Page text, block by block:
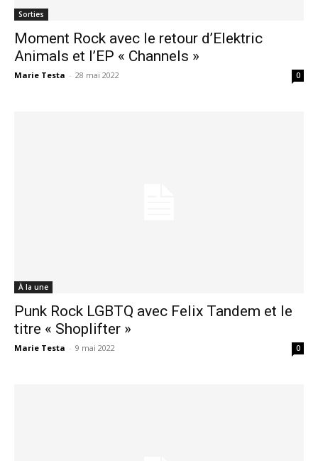
Sorties
Moment Rock avec le retour d’Elektric
Animals et l’EP « Channels »
Marie Testa - 28 mai 2022 0
À la une
Punk Rock LGBTQ avec Felix Tandem et le
titre « Shoplifter »
Marie Testa - 9 mai 2022 0